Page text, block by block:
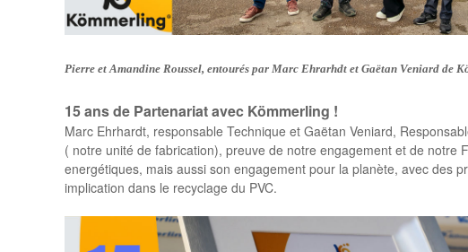
Pierre et Amandine Roussel, entourés par Marc Ehrarhdt et Gaëtan Veniard de
15 ans de Partenariat avec Kömmerling !
Marc Ehrhardt, responsable Technique et Gaëtan Veniard,
( notre unité de fabrication), preuve de notre engagement et de
energétiques, mais aussi son engagement pour la planète, avec des
implication dans le recyclage du PVC.